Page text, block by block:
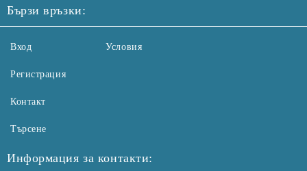
Бързи връзки:
Вход
Регистрация
Контакт
Търсене
Условия
Информация за контакти: